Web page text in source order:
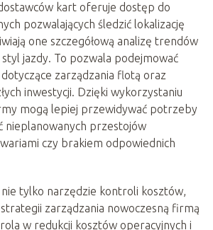
kart oferuje dostęp do
pozwalających śledzić lokalizację
one szczegółową analizę trendów
styl jazdy. To pozwala podejmować
zarządzania flotą oraz
inwestycji. Dzięki wykorzystaniu
mogą lepiej przewidywać potrzeby
nieplanowanych przestojów
czy brakiem odpowiednich
tylko narzędzie kontroli kosztów,
zarządzania nowoczesną firmą
w redukcji kosztów operacyjnych i